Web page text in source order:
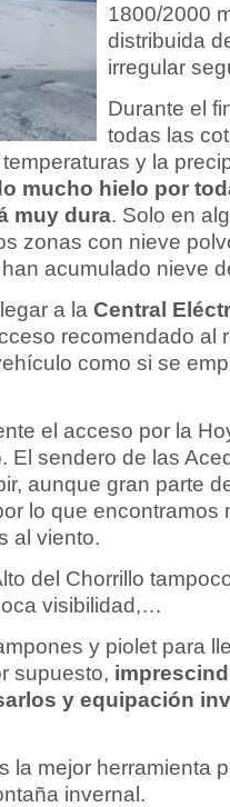
1800/2000
distribuida
irregular
Durante el
todas las
y la
mucho hielo por
muy dura. Solo en
zonas con nieve
acumulado nieve
a la Central
recomendado al
como si se
el acceso por la
El sendero de las
aunque gran parte
lo que encontramos
al viento.
del Chorrillo
visibilidad,…
y piolet para
supuesto,
y equipación
la mejor herramienta
invernal.